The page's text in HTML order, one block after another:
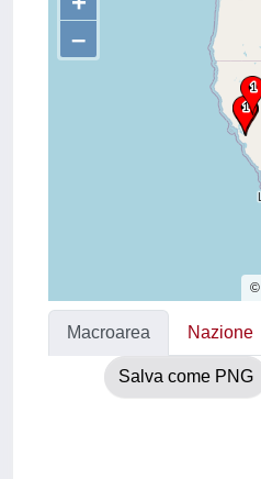
–
©
Macroarea Nazione
Salva come PNG